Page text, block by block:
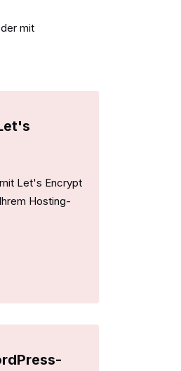
mit
Let's Encrypt
Hosting-